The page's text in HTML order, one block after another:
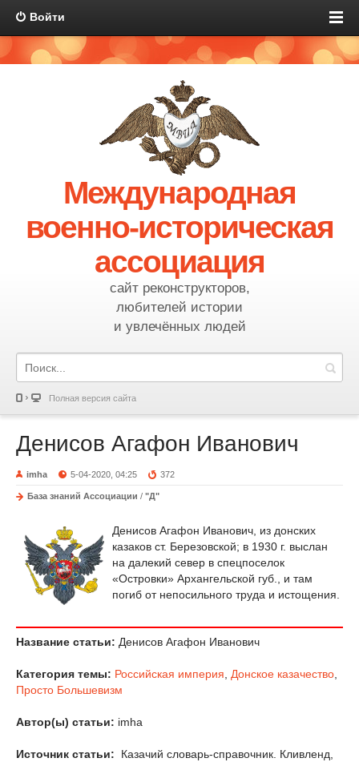
Войти
Международная
военно-историческая
ассоциация
сайт реконструкторов,
любителей истории
и увлечённых людей
Полная версия сайта
Денисов Агафон Иванович
imha 5-04-2020, 04:25 372
База знаний Ассоциации / "Д"
Денисов Агафон Иванович, из донских
казаков ст. Березовской; в 1930 г. выслан
на далекий север в спецпоселок
«Островки» Архангельской губ., и там
погиб от непосильного труда и истощения.
Название статьи: Денисов Агафон Иванович
Категория темы: Российская империя Донское казачество
Просто Большевизм
Автор(ы) статьи: imha
Источник статьи:
Казачий словарь-справочник. Кливленд,